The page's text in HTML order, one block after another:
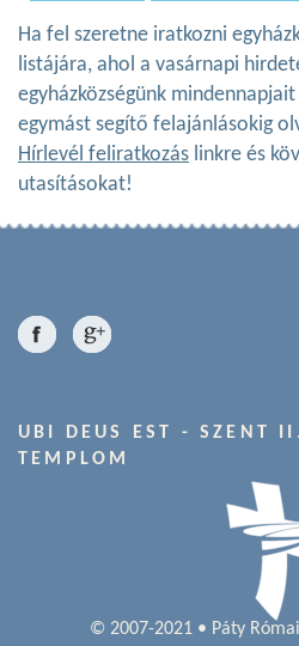
Ha fel szeretne iratkozni
listájára, ahol a vasárnapi
egyházközségünk
egymást segítő felajánlásokig
Hírlevél feliratkozás linkre és
utasításokat!
UBI DEUS EST - SZENT
TEMPLOM
© 2007-2021 • Páty